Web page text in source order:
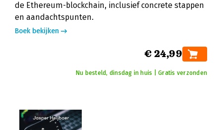
de Ethereum-blockchain, inclusief concrete stappen
en aandachtspunten.
Boek bekijken
€ 24,99
Nu besteld, dinsdag in huis | Gratis verzonden